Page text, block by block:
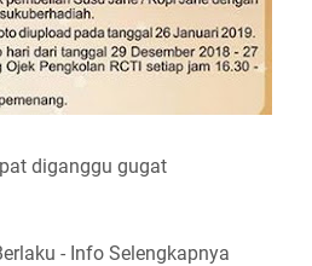
diganggu gugat
- Info Selengkapnya